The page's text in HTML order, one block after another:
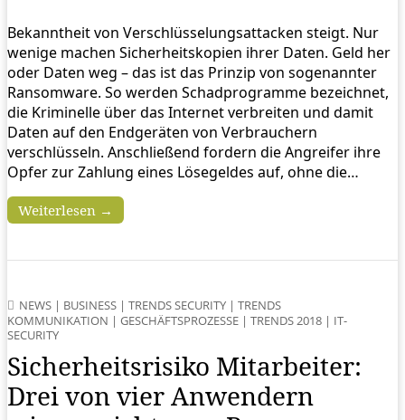
Bekanntheit von Verschlüsselungsattacken steigt. Nur
wenige machen Sicherheitskopien ihrer Daten. Geld her
oder Daten weg – das ist das Prinzip von sogenannter
Ransomware. So werden Schadprogramme bezeichnet,
die Kriminelle über das Internet verbreiten und damit
Daten auf den Endgeräten von Verbrauchern
verschlüsseln. Anschließend fordern die Angreifer ihre
Opfer zur Zahlung eines Lösegeldes auf, ohne die…
Weiterlesen →
NEWS | BUSINESS | TRENDS SECURITY | TRENDS
KOMMUNIKATION | GESCHÄFTSPROZESSE | TRENDS 2018 | IT-
SECURITY
Sicherheitsrisiko Mitarbeiter:
Drei von vier Anwendern